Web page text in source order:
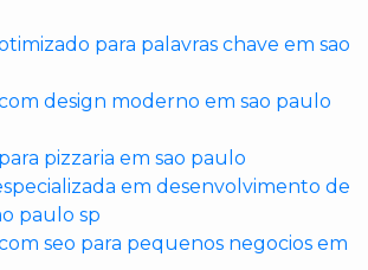
para palavras chave em sao
design moderno em sao paulo
pizzaria em sao paulo
em desenvolvimento de
paulo sp
seo para pequenos negocios em